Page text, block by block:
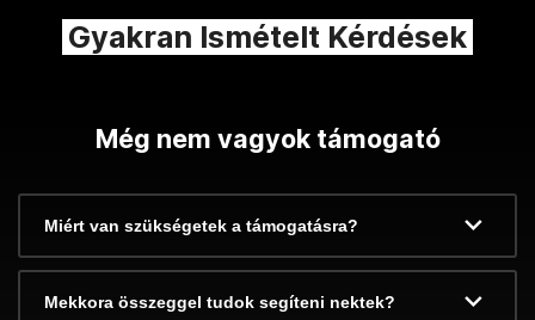
Gyakran Ismételt Kérdések
Még nem vagyok támogató
Miért van szükségetek a támogatásra?
Mekkora összeggel tudok segíteni nektek?